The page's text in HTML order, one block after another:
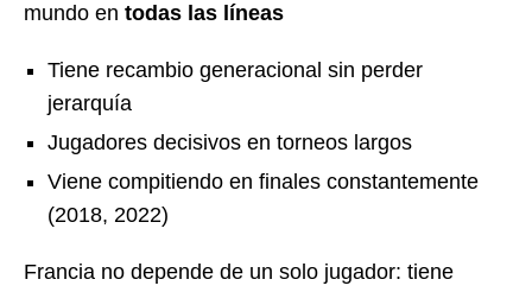
mundo en todas las líneas
Tiene recambio generacional sin perder
jerarquía
Jugadores decisivos en torneos largos
Viene compitiendo en finales constantemente
(2018, 2022)
Francia no depende de un solo jugador: tiene